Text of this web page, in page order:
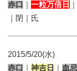
赤口
一粒万倍日
｜閉｜氏
2015/5/20(水)
赤口
神吉日 血